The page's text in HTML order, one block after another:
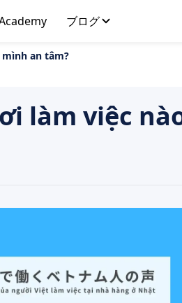
ブログ
mình an tâm?
làm việc